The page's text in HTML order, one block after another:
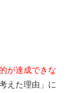
が達成できな
えた理由」に